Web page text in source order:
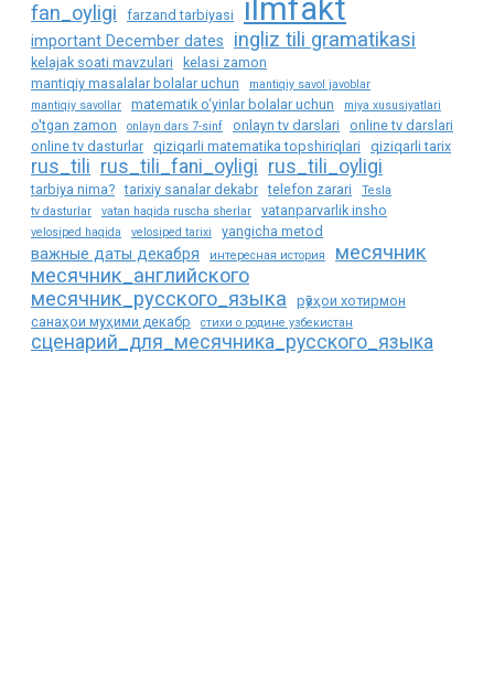
fan_oyligi farzand tarbiyasi ilmfakt
important December dates ingliz tili gramatikasi
kelajak soati mavzulari
kelasi zamon
mantiqiy masalalar bolalar uchun
mantiqiy savol javoblar
mantiqiy savollar
matematik o‘yinlar bolalar uchun miya xususiyatlari
o'tgan zamon onlayn dars 7-sinf onlayn tv darslari
online tv darslari
online tv dasturlar qiziqarli matematika topshiriqlari qiziqarli tarix
rus_tili rus_tili_fani_oyligi rus_tili_oyligi
tarbiya nima? tarixiy sanalar dekabr telefon zarari
Tesla
tv dasturlar
vatan haqida ruscha sherlar vatanparvarlik insho
velosiped haqida velosiped tarixi yangicha metod
важные даты декабря интересная история
месячник
месячник_английского
месячник_русского_языка
рӯзҳои хотирмон
санаҳои муҳими декабр
стихи о родине узбекистан
сценарий_для_месячника_русского_языка